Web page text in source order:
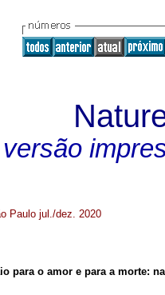
versão
Paulo jul./dez. 2020
para o amor e para a morte: